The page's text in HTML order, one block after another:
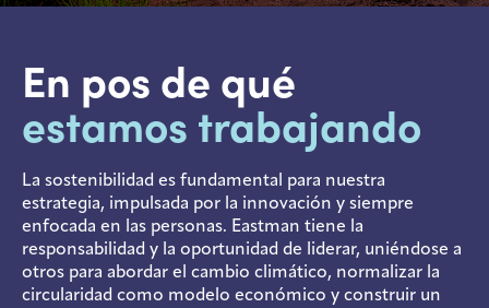
En pos de qué
estamos trabajando
La sostenibilidad es fundamental para nuestra
estrategia, impulsada por la innovación y siempre
enfocada en las personas. Eastman tiene la
responsabilidad y la oportunidad de liderar, uniéndose a
otros para abordar el cambio climático, normalizar la
circularidad como modelo económico y construir un